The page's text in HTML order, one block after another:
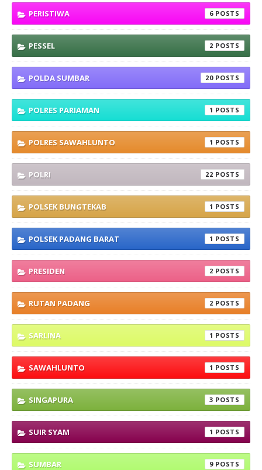
PERISTIWA 6
PESSEL 2
POLDA SUMBAR 20
POLRES PARIAMAN 1
POLRES SAWAHLUNTO 1
POLRI 22
POLSEK BUNGTEKAB 1
POLSEK PADANG BARAT 1
PRESIDEN 2
RUTAN PADANG 2
SARLINA 1
SAWAHLUNTO 1
SINGAPURA 3
SUIR SYAM 1
SUMBAR 9